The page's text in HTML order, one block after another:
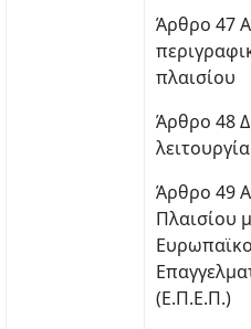
Άρθρο 47
πλαισίου
Άρθρο 48
Άρθρο 49
Πλαισίου
(Ε.Π.Ε.Π.)